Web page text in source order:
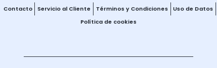
Contacto Servicio al Cliente Términos y Condiciones
Uso de Datos
Política de cookies